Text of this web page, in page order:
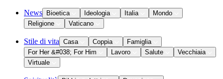
News Bioetica Ideologia Italia
Mondo
Religione
Vaticano
Stile di vita Casa Coppia
Famiglia
For Her &#038; For Him
Lavoro Salute
Vecchiaia
Virtuale